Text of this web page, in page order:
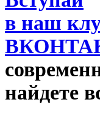
в наш
найдете